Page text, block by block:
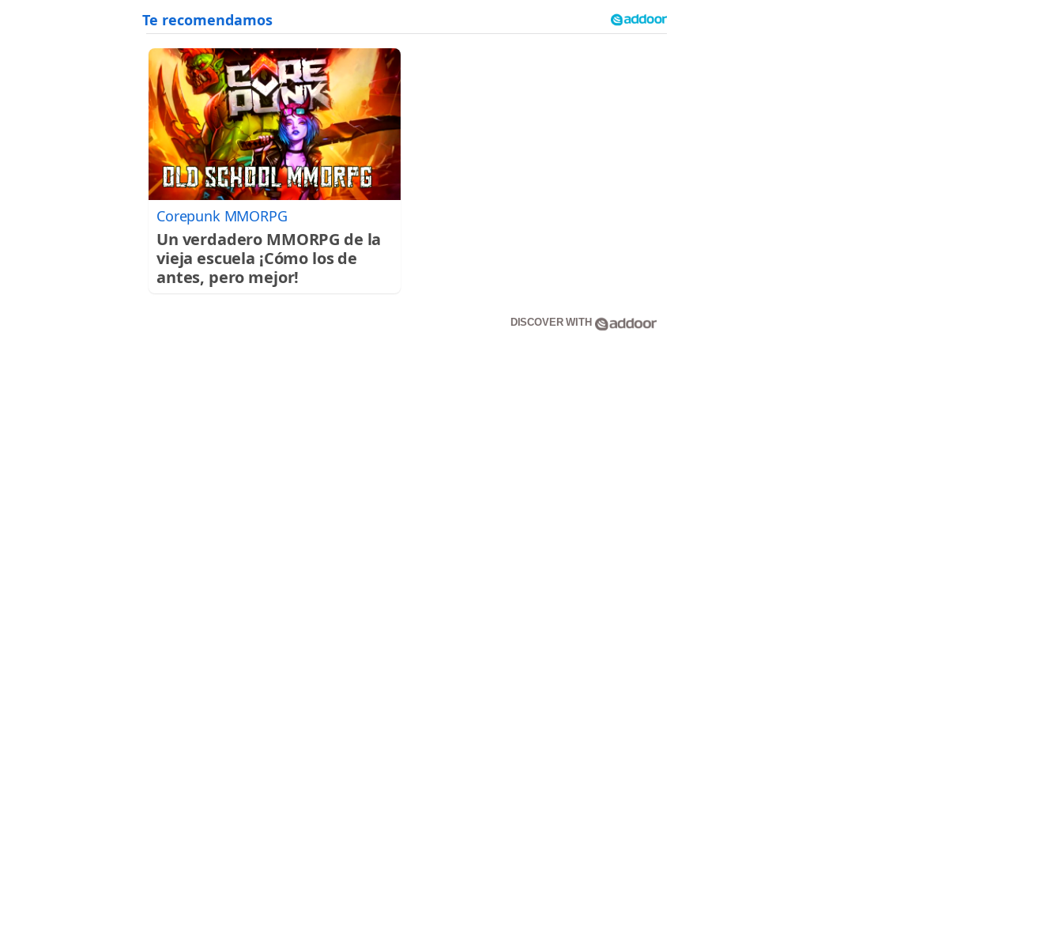
Corepunk MMORPG
Un verdadero MMORPG de la
vieja escuela ¡Cómo los de
antes, pero mejor!
DISCOVER WITH